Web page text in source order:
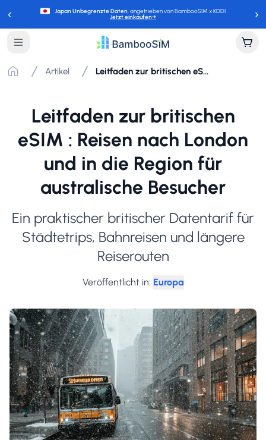
‹ Japan Unbegrenzte Daten, angetrieben von BambooSIM x KDDI
Jetzt einkaufen→ ›
Artikel Leitfaden zur britischen eSIM : Reisen nach London und in die Region für australische Besucher
Leitfaden zur britischen
eSIM : Reisen nach London
und in die Region für
australische Besucher
Ein praktischer britischer Datentarif für
Städtetrips, Bahnreisen und längere
Reiserouten
Veröffentlicht in: Europa